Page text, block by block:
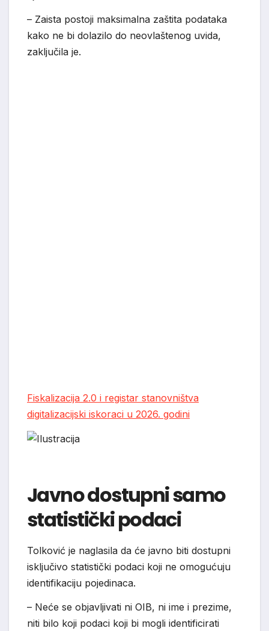
– Zaista postoji maksimalna zaštita podataka
kako ne bi dolazilo do neovlaštenog uvida,
zaključila je.
Fiskalizacija 2.0 i registar stanovništva
digitalizacijski iskoraci u 2026. godini
Javno dostupni samo
statistički podaci
Tolković je naglasila da će javno biti dostupni
isključivo statistički podaci koji ne omogućuju
identifikaciju pojedinaca.
– Neće se objavljivati ni OIB, ni ime i prezime,
niti bilo koji podaci koji bi mogli identificirati